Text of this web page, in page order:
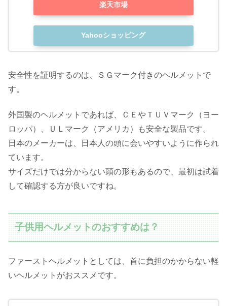
楽天市場
Yahooショッピング
安全性を証明するのは、ＳＧマーク付きのヘルメットで
す。
外国製のヘルメットであれば、ＣＥやＴＵＶマーク（ヨー
ロッパ）、ＵＬマーク（アメリカ）も安全な製品です。
日本のメーカーは、日本人の頭に会いやすいように作られ
ています。
サイズだけでは分からない頭の形もあるので、最初は試着
して確認する方が良いですね。
子供用ヘルメットのおすすめは？
ファーストヘルメットとしては、首に負担のかからない軽
いヘルメットがおススメです。